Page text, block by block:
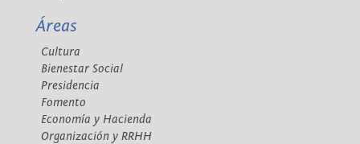
Áreas
Cultura
Bienestar Social
Presidencia
Fomento
Economía y Hacienda
Organización y RRHH